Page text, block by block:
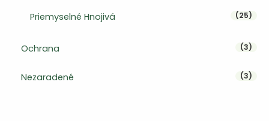
Priemyselné Hnojivá 2525
Ochrana 33
Nezaradené 33